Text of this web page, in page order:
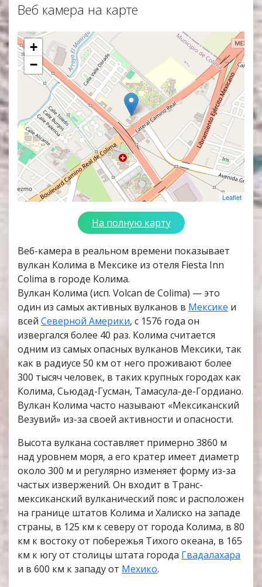
Веб камера на карте
+
−
Leaflet
На полную карту
Веб-камера в реальном времени показывает
вулкан Колима в Мексике из отеля Fiesta Inn
Colima в городе Колима.
Вулкан Колима (исп. Volcan de Colima) — это
один из самых активных вулканов в Мексике и
всей Северной Америки, с 1576 года он
извергался более 40 раз. Колима считается
одним из самых опасных вулканов Мексики, так
как в радиусе 50 км от него проживают более
300 тысяч человек, в таких крупных городах как
Колима, Сьюдад-Гусман, Тамасула-де-Гордиано.
Вулкан Колима часто называют «Мексиканский
Везувий» из-за своей активности и опасности.
Высота вулкана составляет примерно 3860 м
над уровнем моря, а его кратер имеет диаметр
около 300 м и регулярно изменяет форму из-за
частых извержений. Он входит в Транс-
мексиканский вулканический пояс и расположен
на границе штатов Колима и Халиско на западе
страны, в 125 км к северу от города Колима, в 80
км к востоку от побережья Тихого океана, в 165
км к югу от столицы штата города Гвадалахара
и в 600 км к западу от Мехико.